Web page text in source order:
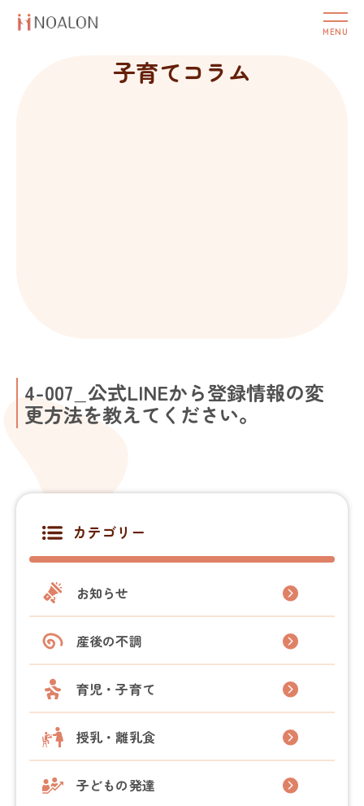
NOALONとは
よくある質問
子育てコラム
4-007_公式LINEから登録情報の変
更方法を教えてください。
カテゴリー
お知らせ
産後の不調
育児・子育て
授乳・離乳食
子どもの発達